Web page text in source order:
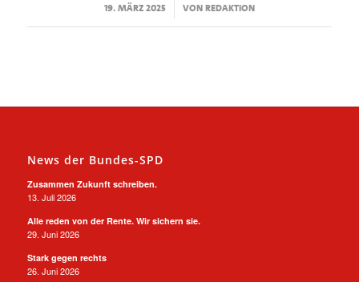
19. MÄRZ 2025
/ VONREDAKTION
News der Bundes-SPD
Zusammen Zukunft schreiben.
13. Juli 2026
Alle reden von der Rente. Wir sichern sie.
29. Juni 2026
Stark gegen rechts
26. Juni 2026